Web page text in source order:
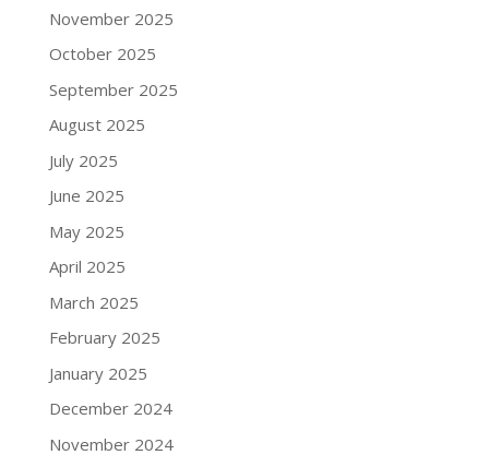
November 2025
October 2025
September 2025
August 2025
July 2025
June 2025
May 2025
April 2025
March 2025
February 2025
January 2025
December 2024
November 2024